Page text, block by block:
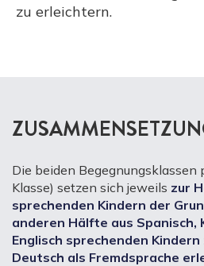
zu erleichtern.
Die beiden Begegnungsklassen
Klasse) setzen sich jeweils zur
sprechenden Kindern der
anderen Hälfte aus Spanisch,
Englisch sprechenden Kindern
Deutsch als Fremdsprache